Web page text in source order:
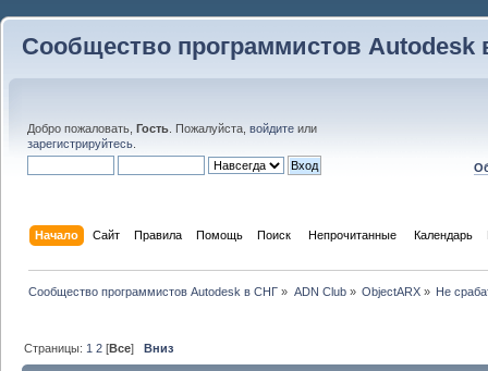
Сообщество программистов Autodesk
Добро пожаловать, Гость . Пожалуйста, войдите или
зарегистрируйтесь
Начало Сайт Правила Помощь Поиск Непрочитанные Календарь
Сообщество программистов Autodesk в СНГ » ADN Club» ObjectARX» Не
Страницы: 1 2 [Все]Вниз